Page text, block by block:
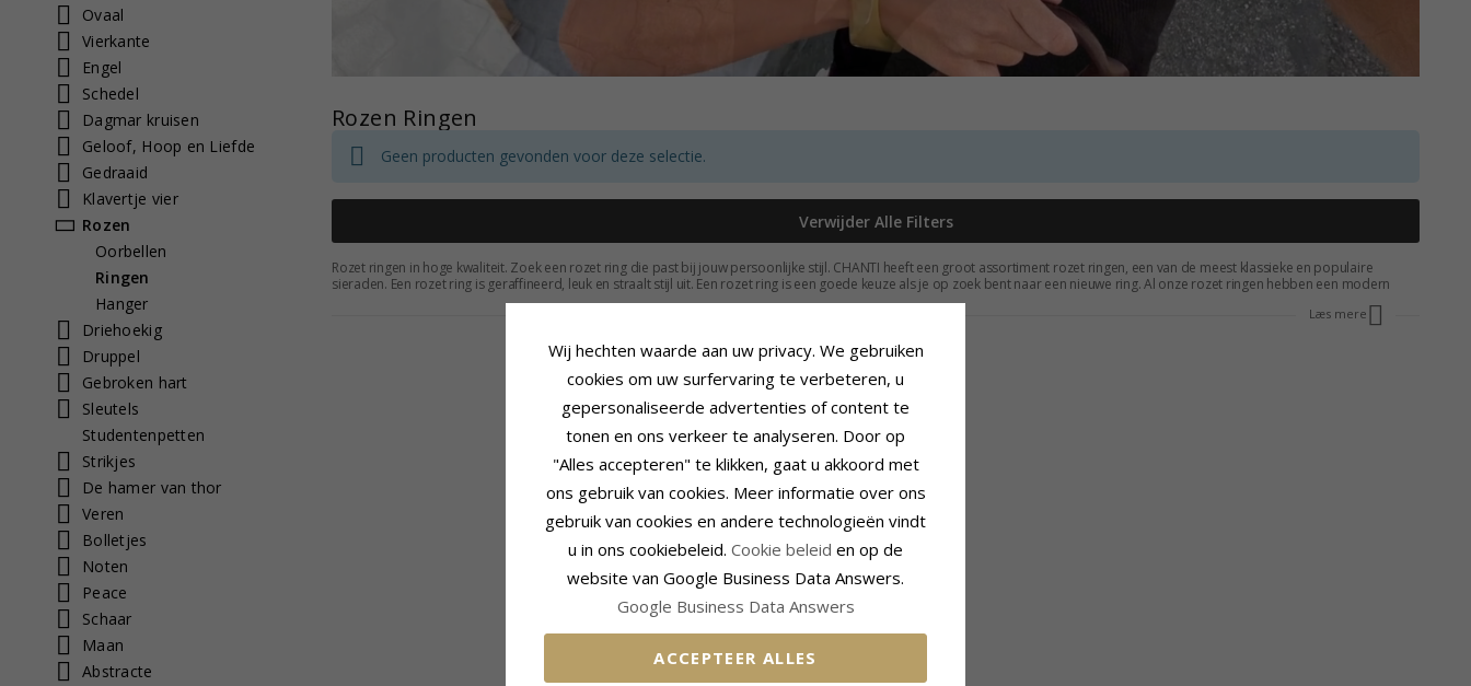
Ovaal
Vierkante
Engel
Schedel
Dagmar kruisen
Geloof, Hoop en Liefde
Gedraaid
Klavertje vier
Rozen
Oorbellen
Ringen
Hanger
Driehoekig
Druppel
Gebroken hart
Sleutels
Studentenpetten
Strikjes
De hamer van thor
Veren
Bolletjes
Noten
Peace
Schaar
Maan
Abstracte
Rozen Ringen
Geen producten gevonden voor deze selectie.
Verwijder Alle Filters
Rozet ringen in hoge kwaliteit. Zoek een rozet ring die past bij jouw persoonlijke stijl. CHANTI heeft een groot assortiment rozet ringen, een van de meest klassieke en populaire
sieraden. Een rozet ring is geraffineerd, leuk en straalt stijl uit. Een rozet ring is een goede keuze als je op zoek bent naar een nieuwe ring. Al onze rozet ringen hebben een modern
design en zijn van goede materialen gemaakt. Bestel meteen een rozet ring en ontvang hem snel. Je kunt tot 70 % te besparen als je een rozet ring bij CHANTI koopt.
Læs mere
Wij hechten waarde aan uw privacy. We gebruiken
cookies om uw surfervaring te verbeteren, u
gepersonaliseerde advertenties of content te
tonen en ons verkeer te analyseren. Door op
"Alles accepteren" te klikken, gaat u akkoord met
ons gebruik van cookies. Meer informatie over ons
gebruik van cookies en andere technologieën vindt
u in ons cookiebeleid. Cookie beleid en op de
website van Google Business Data Answers.
Google Business Data Answers
ACCEPTEER ALLES